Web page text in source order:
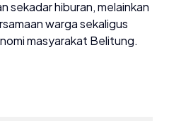
sekadar hiburan, melainkan
warga sekaligus
masyarakat Belitung.